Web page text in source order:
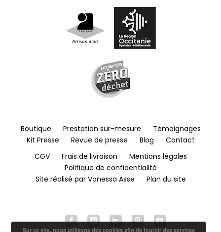
Boutique Prestation sur-mesure
Témoignages
Kit Presse
Revue de presse Blog
Contact
CGV
Frais de livraison
Mentions légales
Politique de confidentialité
Site réalisé par Vanessa Asse
Plan du site
Sur ce site, nous utilisons des cookies afin de fournir des services